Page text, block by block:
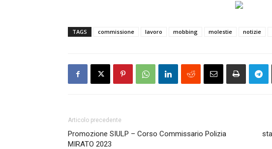
TAGS commissione lavoro mobbing molestie notizie
Articolo precedente
Promozione SIULP – Corso Commissario Polizia
MIRATO 2023